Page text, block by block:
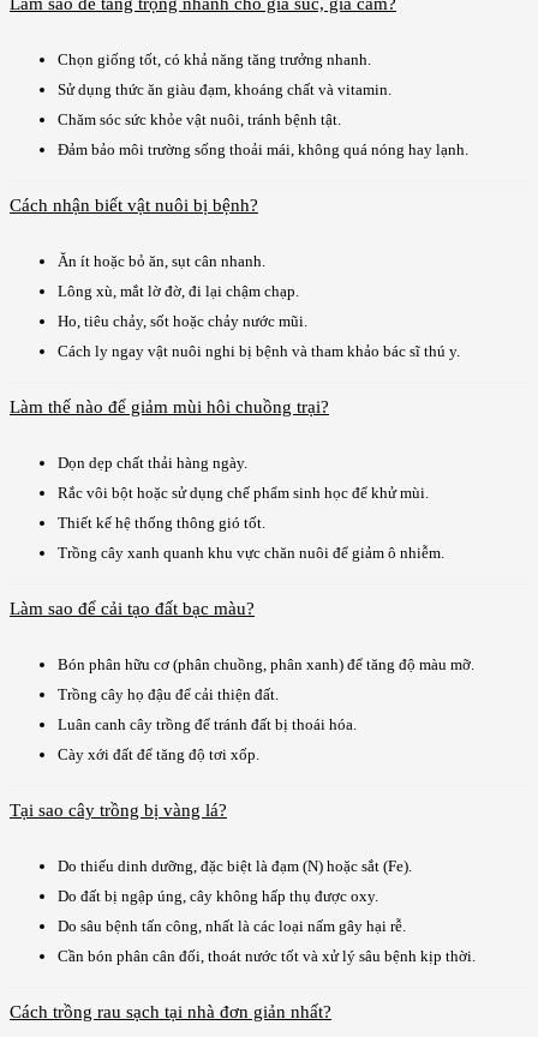
Chọn giống tốt, có khả năng tăng trưởng nhanh.
Sử dụng thức ăn giàu đạm, khoáng chất và vitamin.
Chăm sóc sức khỏe vật nuôi, tránh bệnh tật.
Đảm bảo môi trường sống thoải mái, không quá nóng hay lạnh.
Cách nhận biết vật nuôi bị bệnh?
Ăn ít hoặc bỏ ăn, sụt cân nhanh.
Lông xù, mắt lờ đờ, đi lại chậm chạp.
Ho, tiêu chảy, sốt hoặc chảy nước mũi.
Cách ly ngay vật nuôi nghi bị bệnh và tham khảo bác sĩ thú y.
Làm thế nào để giảm mùi hôi chuồng trại?
Dọn dẹp chất thải hàng ngày.
Rắc vôi bột hoặc sử dụng chế phẩm sinh học để khử mùi.
Thiết kế hệ thống thông gió tốt.
Trồng cây xanh quanh khu vực chăn nuôi để giảm ô nhiễm.
Làm sao để cải tạo đất bạc màu?
Bón phân hữu cơ (phân chuồng, phân xanh) để tăng độ màu mỡ.
Trồng cây họ đậu để cải thiện đất.
Luân canh cây trồng để tránh đất bị thoái hóa.
Cày xới đất để tăng độ tơi xốp.
Tại sao cây trồng bị vàng lá?
Do thiếu dinh dưỡng, đặc biệt là đạm (N) hoặc sắt (Fe).
Do đất bị ngập úng, cây không hấp thụ được oxy.
Do sâu bệnh tấn công, nhất là các loại nấm gây hại rễ.
Cần bón phân cân đối, thoát nước tốt và xử lý sâu bệnh kịp thời.
Cách trồng rau sạch tại nhà đơn giản nhất?